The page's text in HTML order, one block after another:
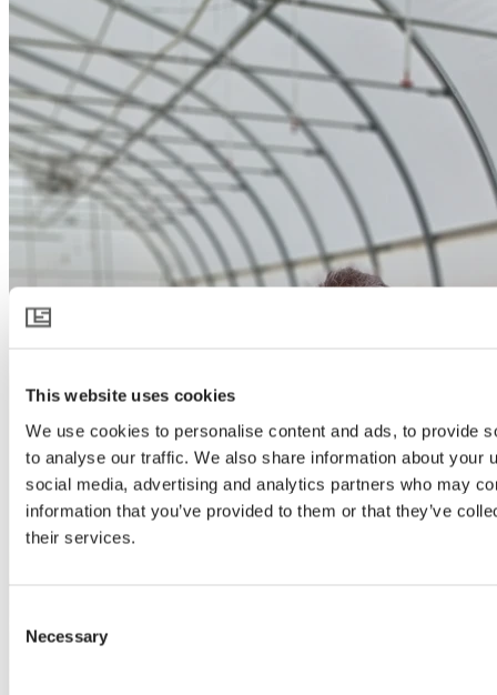
This website uses cookies
We use cookies to personalise content and ads, to provide
to analyse our traffic. We also share information about your
social media, advertising and analytics partners who may
information that you’ve provided to them or that they’ve
their services.
Selection
Necessary